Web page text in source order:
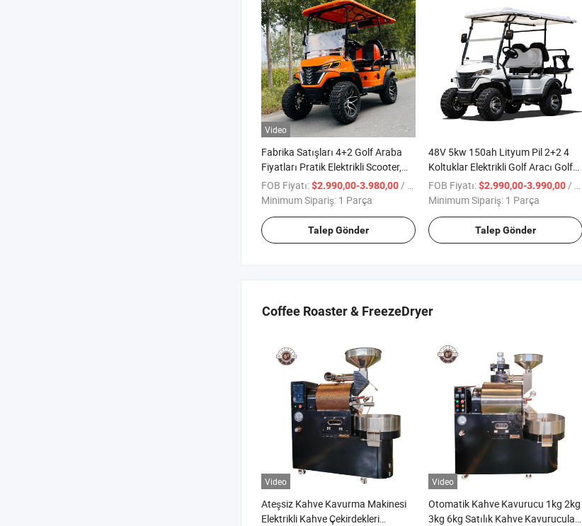
Video
Fabrika Satışları 4+2 Golf Araba
Fiyatları Pratik Elektrikli Scooter,
Golf Aracı, Elektrikli Golf Aracı, Golf
Arabası, Aksesuar
FOB Fiyatı:$2.990,00-3.980,00/ Parça
Minimum Sipariş: 1 Parça
Talep Gönder
48V 5kw 150ah Lityum Pil 2+2 4
Koltuklar Elektrikli Golf Aracı Golf
Buggy Av Kulübü Araba
FOB Fiyatı:$2.990,00-3.990,00/ Parça
Minimum Sipariş: 1 Parça
Talep Gönder
Coffee Roaster & FreezeDryer
Video
Ateşsiz Kahve Kavurma Makinesi
Elektrikli Kahve Çekirdekleri
Video
Otomatik Kahve Kavurucu 1kg 2kg
3kg 6kg Satılık Kahve Kavurucuları